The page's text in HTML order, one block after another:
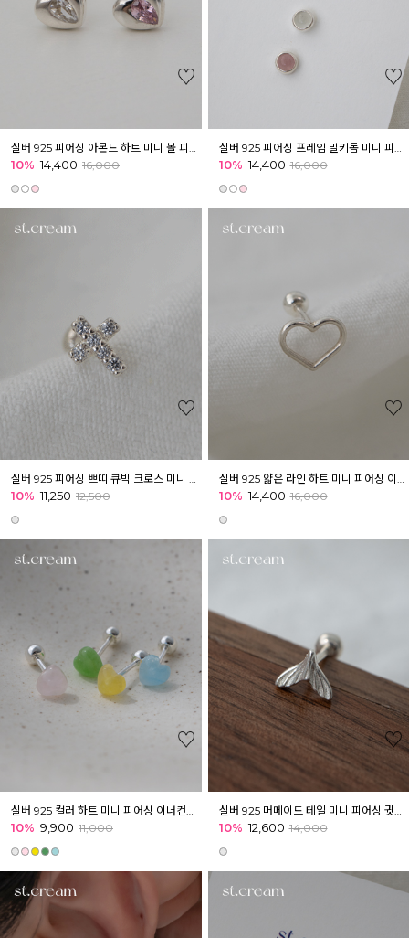
10% 14,400 16,000 10% 14,400 16,000
실버 925 피어싱 쁘띠 큐빅 크로스 미니 피어싱 귓볼 아웃컨츠 귓바퀴
10% 11,250 12,500
실버 925 얇은 라인 하트 미니 피어싱 이너컨츠 아웃컨츠 귓바퀴
10% 14,400 16,000
10% 9,900 11,000 10% 12,600 14,000